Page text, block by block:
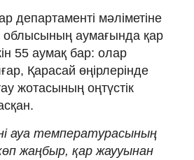
департаменті мәліметіне
облысының аумағында қар
55 аумақ бар: олар
Қарасай өңірлерінде
жотасының оңтүстік
ауа температурасының
жаңбыр, қар жаууынан